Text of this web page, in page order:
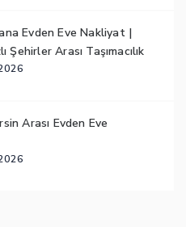
Evden Eve Nakliyat |
Şehirler Arası Taşımacılık
Arası Evden Eve